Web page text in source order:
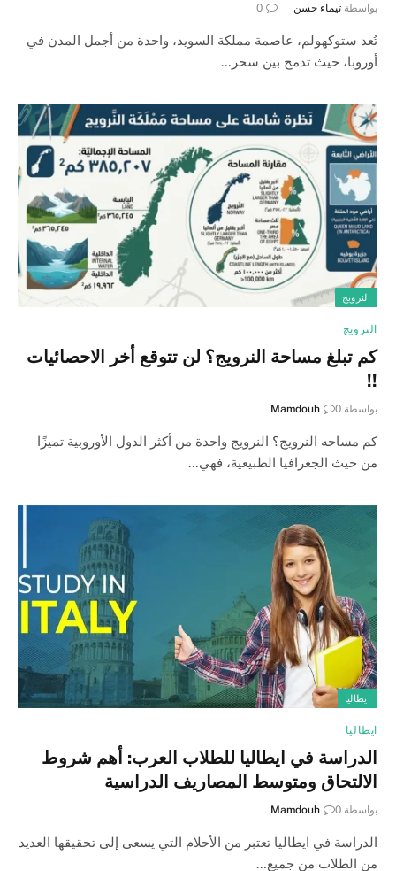
بواسطة تيماء حسن 0
تُعد ستوكهولم، عاصمة مملكة السويد، واحدة من أجمل المدن في
أوروبا، حيث تدمج بين سحر…
النرويج
النرويج
كم تبلغ مساحة النرويج؟ لن تتوقع أخر الاحصائيات
!!
بواسطة Mamdouh 0
كم مساحه النرويج؟ النرويج واحدة من أكثر الدول الأوروبية تميزًا
من حيث الجغرافيا الطبيعية، فهي…
ايطاليا
ايطاليا
الدراسة في ايطاليا للطلاب العرب: أهم شروط
الالتحاق ومتوسط المصاريف الدراسية
بواسطة Mamdouh 0
الدراسة في ايطاليا تعتبر من الأحلام التي يسعى إلى تحقيقها العديد
من الطلاب من جميع…